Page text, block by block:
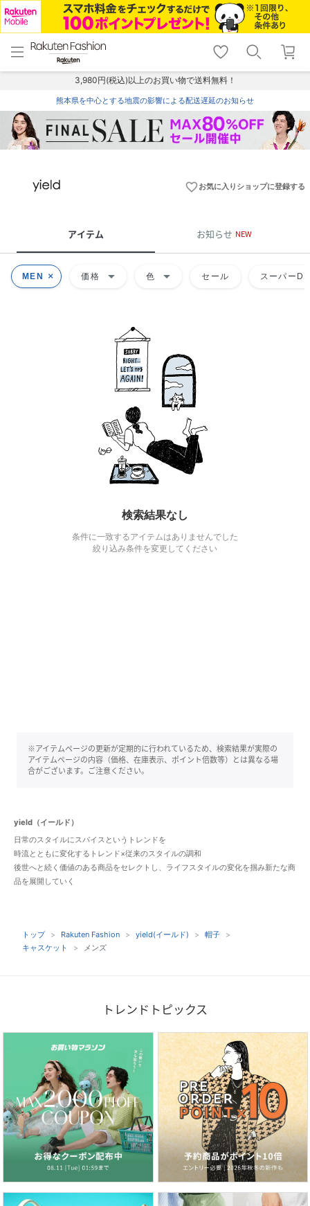
menu home
トップ
shopping_cart lock_outline
ログイン
3,980円(税込)以上のお買い物で送料無料！
熊本県を中心とする地震の影響による配送遅延のお知らせ
favorite_borderお気に入りショップに登録する
アイテム お知らせ NEW
MEN 価格 arrow_drop_down 色 arrow_drop_down セール スーパー
検索結果なし
条件に一致するアイテムはありませんでした
絞り込み条件を変更してください
※アイテムページの更新が定期的に行われているため、検索結果が実際の
アイテムページの内容（価格、在庫表示、ポイント倍数等）とは異なる場
合がございます。ご注意ください。
yield（イールド）
日常のスタイルにスパイスというトレンドを
時流とともに変化するトレンド×従来のスタイルの調和
後世へと続く価値のある商品をセレクトし、ライフスタイルの変化を掴み新たな商
品を展開していく
トップ Rakuten Fashion yield(イールド)
帽子
キャスケット
メンズ
トレンドトピックス